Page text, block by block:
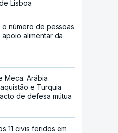
Lisboa
o número de pessoas
alimentar da
Meca. Arábia
e Turquia
de defesa mútua
11 civis feridos em